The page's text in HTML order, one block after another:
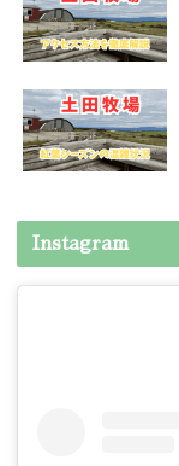
Instagram